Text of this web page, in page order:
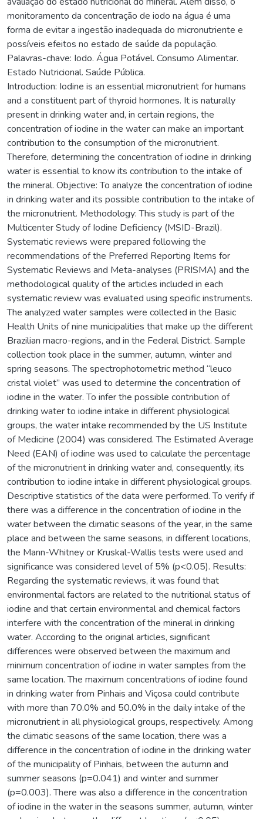
monitoramento da concentração de iodo na água é uma
forma de evitar a ingestão inadequada do micronutriente e
possíveis efeitos no estado de saúde da população.
Palavras-chave: Iodo. Água Potável. Consumo Alimentar.
Estado Nutricional. Saúde Pública.
Introduction: Iodine is an essential micronutrient for humans
and a constituent part of thyroid hormones. It is naturally
present in drinking water and, in certain regions, the
concentration of iodine in the water can make an important
contribution to the consumption of the micronutrient.
Therefore, determining the concentration of iodine in drinking
water is essential to know its contribution to the intake of
the mineral. Objective: To analyze the concentration of iodine
in drinking water and its possible contribution to the intake of
the micronutrient. Methodology: This study is part of the
Multicenter Study of Iodine Deficiency (MSID-Brazil).
Systematic reviews were prepared following the
recommendations of the Preferred Reporting Items for
Systematic Reviews and Meta-analyses (PRISMA) and the
methodological quality of the articles included in each
systematic review was evaluated using specific instruments.
The analyzed water samples were collected in the Basic
Health Units of nine municipalities that make up the different
Brazilian macro-regions, and in the Federal District. Sample
collection took place in the summer, autumn, winter and
spring seasons. The spectrophotometric method “leuco
cristal violet” was used to determine the concentration of
iodine in the water. To infer the possible contribution of
drinking water to iodine intake in different physiological
groups, the water intake recommended by the US Institute
of Medicine (2004) was considered. The Estimated Average
Need (EAN) of iodine was used to calculate the percentage
of the micronutrient in drinking water and, consequently, its
contribution to iodine intake in different physiological groups.
Descriptive statistics of the data were performed. To verify if
there was a difference in the concentration of iodine in the
water between the climatic seasons of the year, in the same
place and between the same seasons, in different locations,
the Mann-Whitney or Kruskal-Wallis tests were used and
significance was considered level of 5% (p<0.05). Results:
Regarding the systematic reviews, it was found that
environmental factors are related to the nutritional status of
iodine and that certain environmental and chemical factors
interfere with the concentration of the mineral in drinking
water. According to the original articles, significant
differences were observed between the maximum and
minimum concentration of iodine in water samples from the
same location. The maximum concentrations of iodine found
in drinking water from Pinhais and Viçosa could contribute
with more than 70.0% and 50.0% in the daily intake of the
micronutrient in all physiological groups, respectively. Among
the climatic seasons of the same location, there was a
difference in the concentration of iodine in the drinking water
of the municipality of Pinhais, between the autumn and
summer seasons (p=0.041) and winter and summer
(p=0.003). There was also a difference in the concentration
of iodine in the water in the seasons summer, autumn, winter